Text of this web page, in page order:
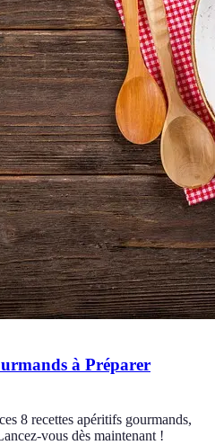
à Préparer
8 recettes apéritifs gourmands,
vous dès maintenant !